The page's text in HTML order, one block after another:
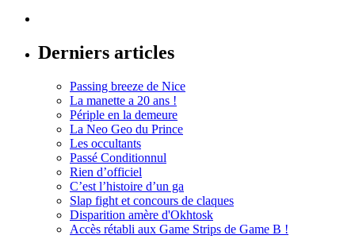
Derniers articles
Passing breeze de Nice
La manette a 20 ans !
Périple en la demeure
La Neo Geo du Prince
Les occultants
Passé Conditionnul
Rien d’officiel
C’est l’histoire d’un ga
Slap fight et concours de claques
Disparition amère d'Okhtosk
Accès rétabli aux Game Strips de Game B !